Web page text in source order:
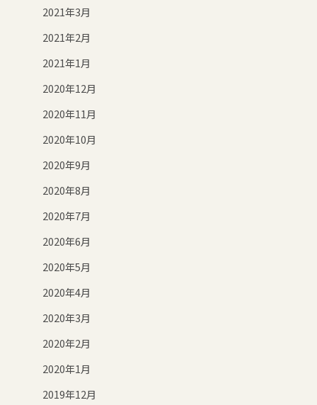
2021年3月
2021年2月
2021年1月
2020年12月
2020年11月
2020年10月
2020年9月
2020年8月
2020年7月
2020年6月
2020年5月
2020年4月
2020年3月
2020年2月
2020年1月
2019年12月